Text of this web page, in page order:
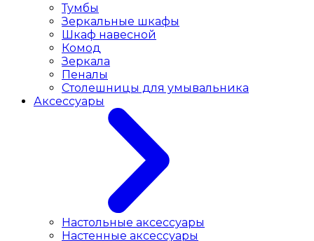
Тумбы
Зеркальные шкафы
Шкаф навесной
Комод
Зеркала
Пеналы
Столешницы для умывальника
Аксессуары
Настольные аксессуары
Настенные аксессуары